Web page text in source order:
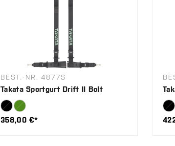
BEST.-NR. 4877S
Takata Sportgurt Drift II Bolt
358,00 €*